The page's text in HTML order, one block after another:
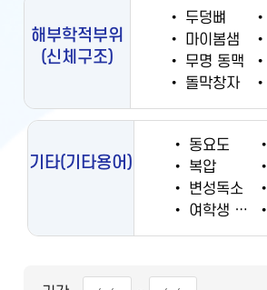
해부학적부위
(신체구조)
• 두덩뼈 •
•
마이봄샘 •
•
무명 동맥 •
•
돌막창자 •
기타(기타용어)
• 동요도 •
•
복압 •
•
변성독소 •
•
여학생 흡연율 •